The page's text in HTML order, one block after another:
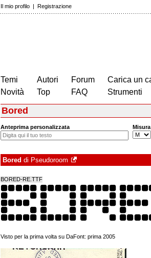
Il mio profilo | Registrazione
Temi
Novità
Autori
Top
Forum
FAQ
Carica un
Strumenti
Bored
Anteprima personalizzata Misura
Bored di Pseudoroom
BORED-RE.TTF
Visto per la prima volta su DaFont: prima 2005